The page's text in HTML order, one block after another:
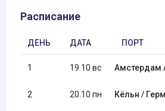
Расписание
ДЕНЬ ДАТА ПОРТ
1 19.10 вс Амстердам
2 20.10 пн Кёльн /